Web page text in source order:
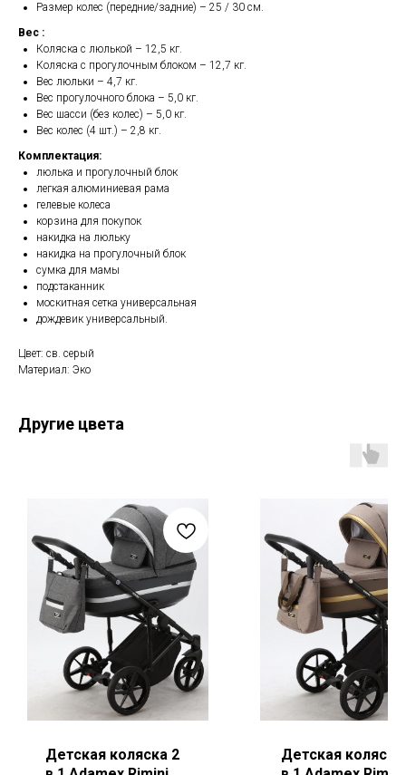
Размер колес (передние/задние) – 25 / 30 см.
Вес :
Коляска с люлькой – 12,5 кг.
Коляска с прогулочным блоком – 12,7 кг.
Вес люльки – 4,7 кг.
Вес прогулочного блока – 5,0 кг.
Вес шасси (без колес) – 5,0 кг.
Вес колес (4 шт.) – 2,8 кг.
Комплектация:
люлька и прогулочный блок
легкая алюминиевая рама
гелевые колеса
корзина для покупок
накидка на люльку
накидка на прогулочный блок
сумка для мамы
подстаканник
москитная сетка универсальная
дождевик универсальный.
Цвет: св. серый
Материал: Эко
Другие цвета
Детская коляска 2
Детская коляска